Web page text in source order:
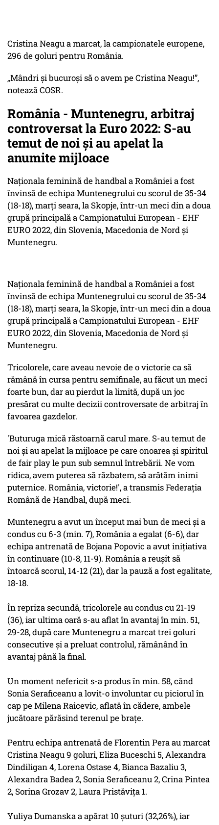
Cristina Neagu a marcat, la campionatele europene,
296 de goluri pentru România.
„Mândri și bucuroși să o avem pe Cristina Neagu!”,
notează COSR.
România - Muntenegru, arbitraj
controversat la Euro 2022: S-au
temut de noi și au apelat la
anumite mijloace
Naţionala feminină de handbal a României a fost
învinsă de echipa Muntenegrului cu scorul de 35-34
(18-18), marţi seara, la Skopje, într-un meci din a doua
grupă principală a Campionatului European - EHF
EURO 2022, din Slovenia, Macedonia de Nord şi
Muntenegru.
Naţionala feminină de handbal a României a fost
învinsă de echipa Muntenegrului cu scorul de 35-34
(18-18), marţi seara, la Skopje, într-un meci din a doua
grupă principală a Campionatului European - EHF
EURO 2022, din Slovenia, Macedonia de Nord şi
Muntenegru.
Tricolorele, care aveau nevoie de o victorie ca să
rămână în cursa pentru semifinale, au făcut un meci
foarte bun, dar au pierdut la limită, după un joc
presărat cu multe decizii controversate de arbitraj în
favoarea gazdelor.
'Buturuga mică răstoarnă carul mare. S-au temut de
noi și au apelat la mijloace pe care onoarea și spiritul
de fair play le pun sub semnul întrebării. Ne vom
ridica, avem puterea să răzbatem, să arătăm inimi
puternice. România, victorie!', a transmis Federația
Română de Handbal, după meci.
Muntenegru a avut un început mai bun de meci şi a
condus cu 6-3 (min. 7), România a egalat (6-6), dar
echipa antrenată de Bojana Popovic a avut iniţiativa
în continuare (10-8, 11-9). România a reuşit să
întoarcă scorul, 14-12 (21), dar la pauză a fost egalitate,
18-18.
În repriza secundă, tricolorele au condus cu 21-19
(36), iar ultima oară s-au aflat în avantaj în min. 51,
29-28, după care Muntenegru a marcat trei goluri
consecutive şi a preluat controlul, rămânând în
avantaj până la final.
Un moment nefericit s-a produs în min. 58, când
Sonia Seraficeanu a lovit-o involuntar cu piciorul în
cap pe Milena Raicevic, aflată în cădere, ambele
jucătoare părăsind terenul pe braţe.
Pentru echipa antrenată de Florentin Pera au marcat
Cristina Neagu 9 goluri, Eliza Buceschi 5, Alexandra
Dindiligan 4, Lorena Ostase 4, Bianca Bazaliu 3,
Alexandra Badea 2, Sonia Seraficeanu 2, Crina Pintea
2, Sorina Grozav 2, Laura Pristăviţa 1.
Yuliya Dumanska a apărat 10 şuturi (32,26%), iar